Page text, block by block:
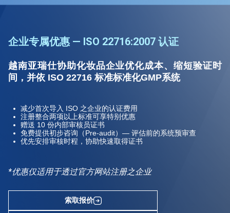
企业专属优惠 — ISO 22716:2007 认证
越南亚瑞仕协助化妆品企业优化成本、缩短验证时
间，并依 ISO 22716 标准标准化GMP系统
减少首次导入 ISO 之企业的认证费用
注册整合两项以上标准可享特别优惠
赠送 10 份内部审核员证书
免费提供初步咨询（Pre-audit）— 评估前的系统预审查
优先安排审核时程，协助快速取得证书
*优惠仅适用于透过官方网站注册之企业
索取报价